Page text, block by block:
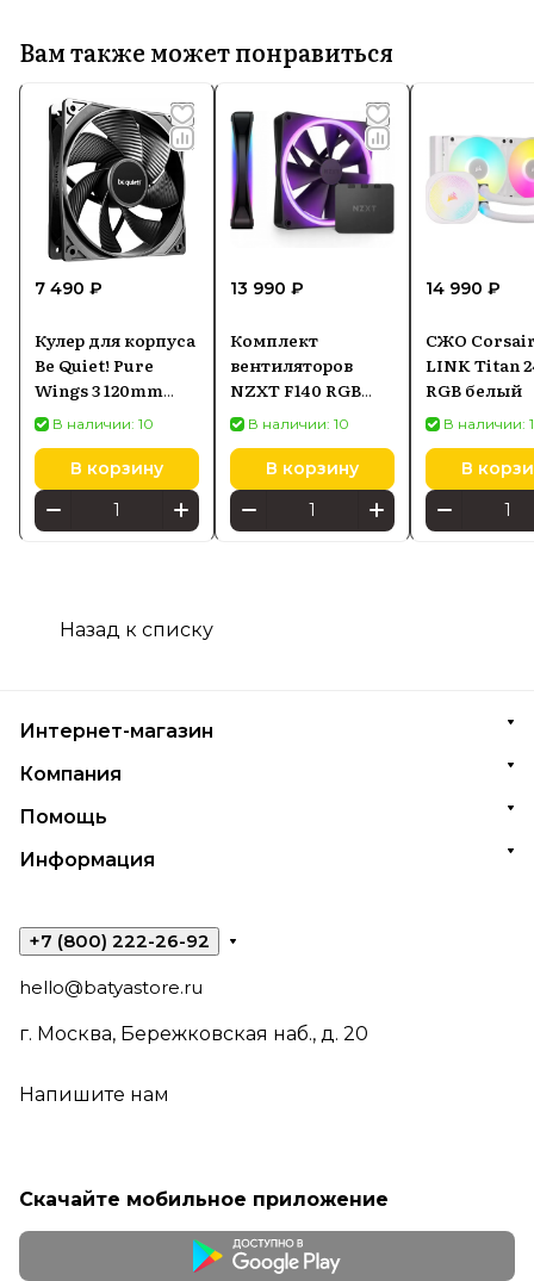
Вам также может понравиться
7 490 ₽
Кулер для корпуса
Be Quiet! Pure
Wings 3 120mm
PWM Reverse 3-
pack черный
В наличии: 10
В корзину
13 990 ₽
Комплект
вентиляторов
NZXT F140 RGB
Duo Twin Pack,
2×140 мм, чёрный
В наличии: 10
В корзину
14 990 ₽
СЖО
LINK Titan
RGB белый
В наличии:
В
Назад к списку
Интернет-магазин
Компания
Помощь
Информация
+7 (800) 222-26-92
hello@batyastore.ru
г. Москва, Бережковская наб., д. 20
Напишите нам
Скачайте мобильное приложение